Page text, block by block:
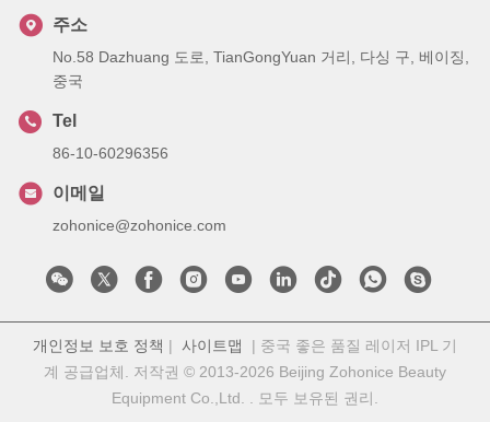
주소
No.58 Dazhuang 도로, TianGongYuan 거리, 다싱 구, 베이징,
중국
Tel
86-10-60296356
이메일
zohonice@zohonice.com
개인정보 보호 정책 | 사이트맵
| 중국 좋은 품질 레이저 IPL 기
계 공급업체. 저작권 © 2013-2026 Beijing Zohonice Beauty
Equipment Co.,Ltd. . 모두 보유된 권리.